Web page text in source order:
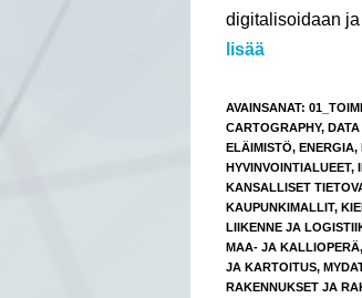
digitalisoidaan
lisää
AVAINSANAT:
CARTOGRAPHY,
ELÄIMISTÖ, ENERGIA,
HYVINVOINTIALUEET,
KANSALLISET
KAUPUNKIMALLIT,
LIIKENNE JA
MAA- JA KALLIOPERÄ,
JA KARTOITUS,
RAKENNUKSET JA